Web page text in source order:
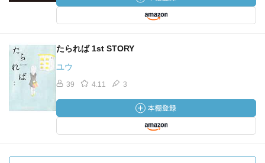
たられば 1st STORY
ユウ
39 4.11 3